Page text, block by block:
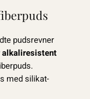
pudsrevner
med silikat-